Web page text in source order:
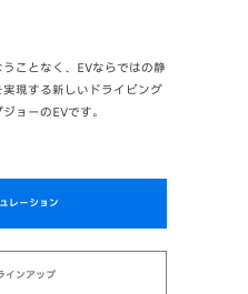
ことなく、EVならではの静
現する新しいドライビング
ョーのEVです。
レーション
インアップ